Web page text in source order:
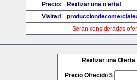
Precio:
Realizar una oferta!
Visitar!
Serán consideradas
Realizar una Oferta
Precio Ofrecido $